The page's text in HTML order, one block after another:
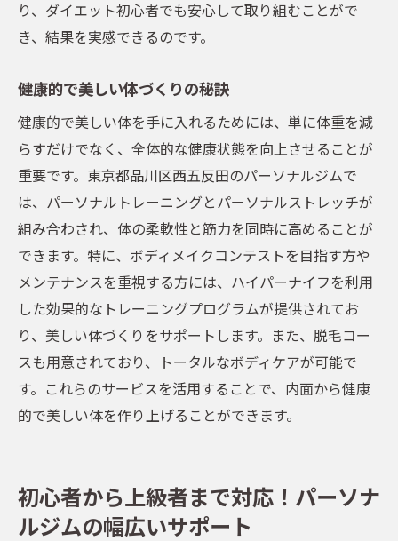
り、ダイエット初心者でも安心して取り組むことがで
き、結果を実感できるのです。
健康的で美しい体づくりの秘訣
健康的で美しい体を手に入れるためには、単に体重を減
らすだけでなく、全体的な健康状態を向上させることが
重要です。東京都品川区西五反田のパーソナルジムで
は、パーソナルトレーニングとパーソナルストレッチが
組み合わされ、体の柔軟性と筋力を同時に高めることが
できます。特に、ボディメイクコンテストを目指す方や
メンテナンスを重視する方には、ハイパーナイフを利用
した効果的なトレーニングプログラムが提供されてお
り、美しい体づくりをサポートします。また、脱毛コー
スも用意されており、トータルなボディケアが可能で
す。これらのサービスを活用することで、内面から健康
的で美しい体を作り上げることができます。
初心者から上級者まで対応！パーソナ
ルジムの幅広いサポート